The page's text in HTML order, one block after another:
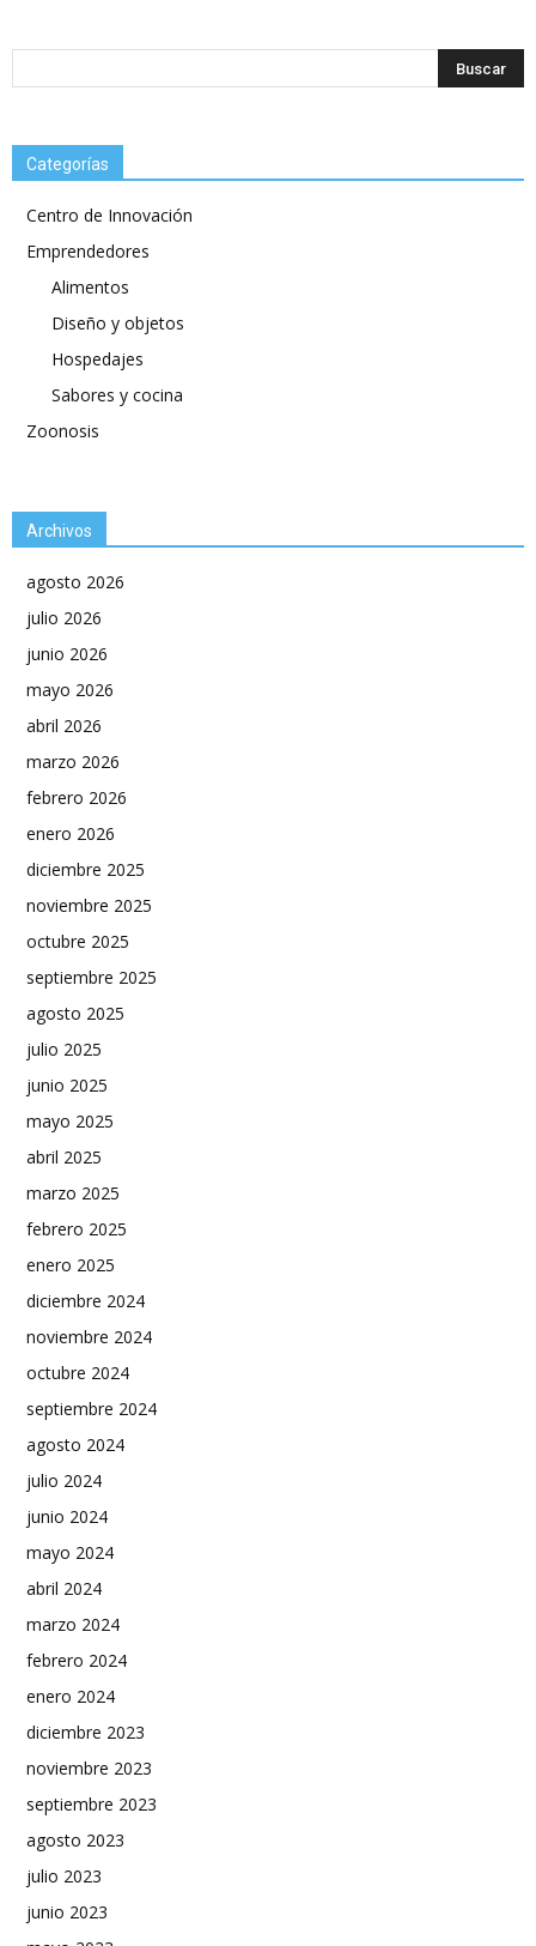
Categorías
Centro de Innovación
Emprendedores
Alimentos
Diseño y objetos
Hospedajes
Sabores y cocina
Zoonosis
Archivos
agosto 2026
julio 2026
junio 2026
mayo 2026
abril 2026
marzo 2026
febrero 2026
enero 2026
diciembre 2025
noviembre 2025
octubre 2025
septiembre 2025
agosto 2025
julio 2025
junio 2025
mayo 2025
abril 2025
marzo 2025
febrero 2025
enero 2025
diciembre 2024
noviembre 2024
octubre 2024
septiembre 2024
agosto 2024
julio 2024
junio 2024
mayo 2024
abril 2024
marzo 2024
febrero 2024
enero 2024
diciembre 2023
noviembre 2023
septiembre 2023
agosto 2023
julio 2023
junio 2023